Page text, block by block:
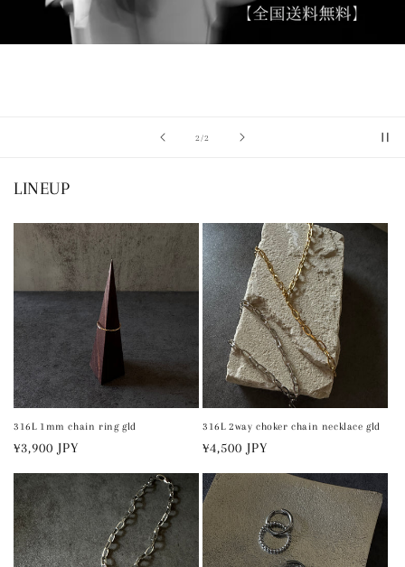
2 /の2
LINEUP
316L 1mm chain ring gld
通
価
格
¥3,900 JPY
316L 2way choker chain necklace gld
通
価
格
¥4,500 JPY